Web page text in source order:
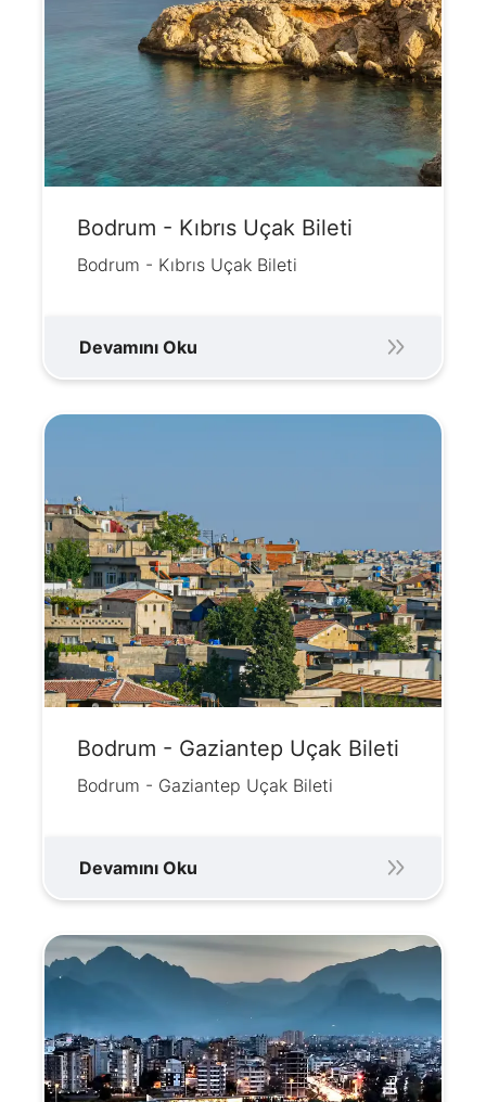
Bodrum - Kıbrıs Uçak Bileti
Bodrum - Kıbrıs Uçak Bileti
Devamını Oku
Bodrum - Gaziantep Uçak Bileti
Bodrum - Gaziantep Uçak Bileti
Devamını Oku